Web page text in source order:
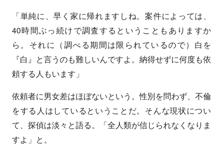
「単純に、早く家に帰れますしね。案件によっては、
40時間ぶっ続けで調査するということもありますか
ら。それに（調べる期間は限られているので）白を
『白』と言うのも難しいんですよ。納得せずに何度も依
頼する人もいます」
依頼者に男女差はほぼないという。性別を問わず、不倫
をする人はしているということだ。そんな現状につい
て、探偵は淡々と語る。「全人類が信じられなくなりま
すよ」と。